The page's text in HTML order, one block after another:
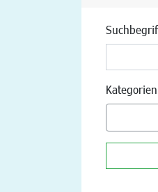
Kategorien